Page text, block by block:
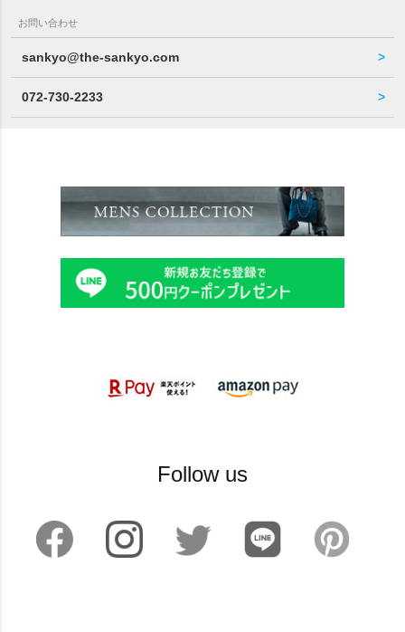
お問い合わせ
sankyo@the-sankyo.com
072-730-2233
Follow us